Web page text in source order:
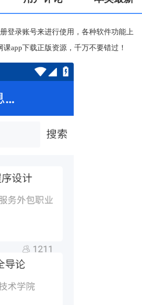
登录账号来进行使用，各种软件功能上
app下载正版资源，千万不要错过！